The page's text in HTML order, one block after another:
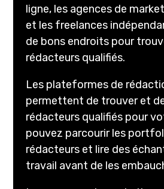
ligne, les agences de
et les freelances
de bons endroits pour
rédacteurs qualifiés.
Les plateformes de
permettent de trouver et
rédacteurs qualifiés pour
pouvez parcourir les
rédacteurs et lire des
travail avant de les